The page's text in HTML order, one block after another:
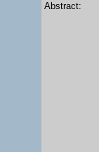
Abstract: